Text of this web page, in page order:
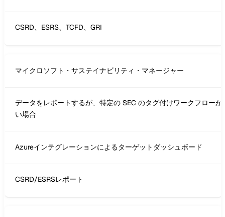
CSRD、ESRS、TCFD、GRI
マイクロソフト・サステイナビリティ・マネージャー
データをレポートするが、特定の SEC のタグ付けワークフローが
い場合
Azureインテグレーションによるターゲットダッシュボード
CSRD/ESRSレポート